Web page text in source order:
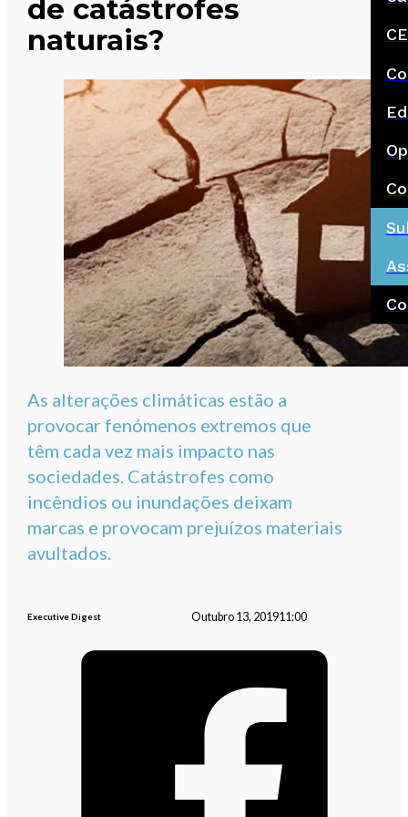
de catástrofes
naturais?
As alterações climáticas estão a
provocar fenómenos extremos que
têm cada vez mais impacto nas
sociedades. Catástrofes como
incêndios ou inundações deixam
marcas e provocam prejuízos materiais
avultados.
Executive Digest Outubro 13, 201911:00